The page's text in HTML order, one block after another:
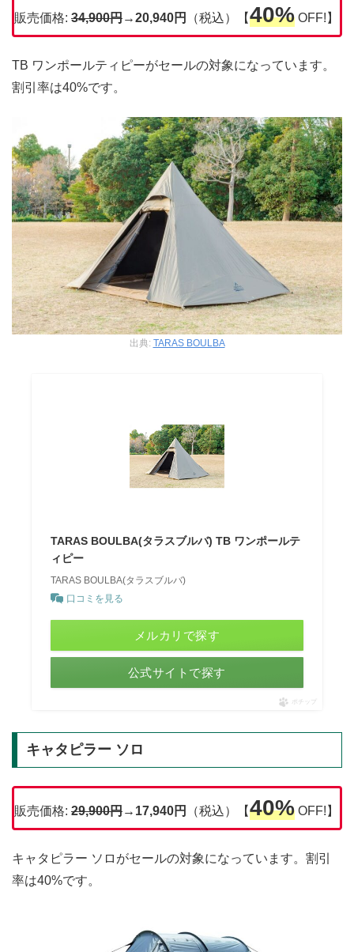
販売価格: 34,900円→20,940円 （税込）【40% OFF!】
TB ワンポールティピーがセールの対象になっています。
割引率は40%です。
出典: TARAS BOULBA
TARAS BOULBA(タラスブルバ) TB ワンポールテ
ィピー
TARAS BOULBA(タラスブルバ)
口コミを見る
メルカリで探す
公式サイトで探す
ポチップ
キャタピラー ソロ
販売価格: 29,900円→17,940円 （税込）【40% OFF!】
キャタピラー ソロがセールの対象になっています。割引
率は40%です。